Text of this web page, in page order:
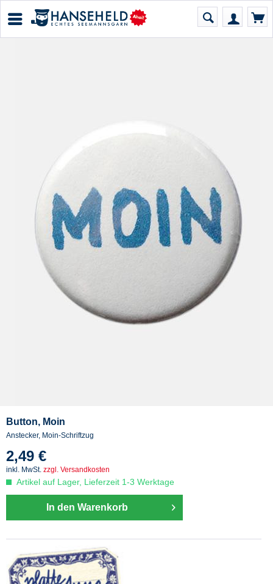
Button, Moin
Anstecker, Moin-Schriftzug
2,49 €
inkl. MwSt. zzgl. Versandkosten
Artikel auf Lager, Lieferzeit 1-3 Werktage
In den Warenkorb